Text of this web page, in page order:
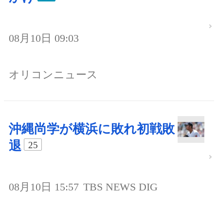
08月10日 09:03
オリコンニュース
沖縄尚学が横浜に敗れ初戦敗
退
25
08月10日 15:57 TBS NEWS DIG